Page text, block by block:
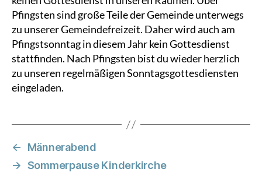
Pfingsten sind große Teile der Gemeinde unterwegs
zu unserer Gemeindefreizeit. Daher wird auch am
Pfingstsonntag in diesem Jahr kein Gottesdienst
stattfinden. Nach Pfingsten bist du wieder herzlich
zu unseren regelmäßigen Sonntagsgottesdiensten
eingeladen.
←
Männerabend
→ Sommerpause Kinderkirche